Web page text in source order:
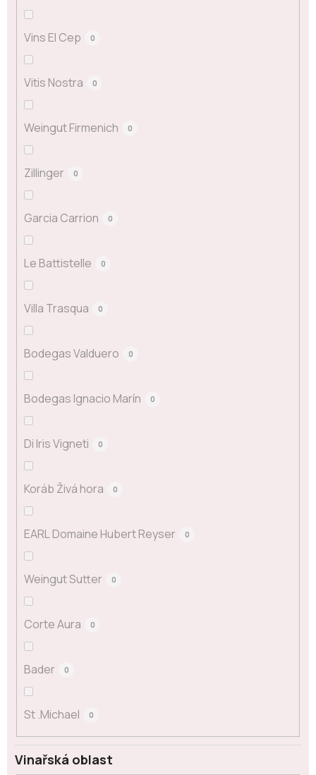
Vins El Cep 0
Vitis Nostra 0
Weingut Firmenich 0
Zillinger 0
Garcia Carrion 0
Le Battistelle 0
Villa Trasqua 0
Bodegas Valduero 0
Bodegas Ignacio Marín 0
Di Iris Vigneti 0
Koráb Živá hora 0
EARL Domaine Hubert Reyser 0
Weingut Sutter 0
Corte Aura 0
Bader 0
St .Michael 0
Vinařská oblast